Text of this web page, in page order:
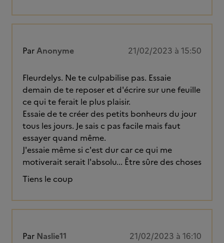
ParAnonyme 21/02/2023 à 15:50
Fleurdelys. Ne te culpabilise pas. Essaie
demain de te reposer et d'écrire sur une feuille
ce qui te ferait le plus plaisir.
Essaie de te créer des petits bonheurs du jour
tous les jours. Je sais c pas facile mais faut
essayer quand même.
J'essaie même si c'est dur car ce qui me
motiverait serait l'absolu... Être sûre des choses
Tiens le coup
Par Naslie11 21/02/2023 à 16:10